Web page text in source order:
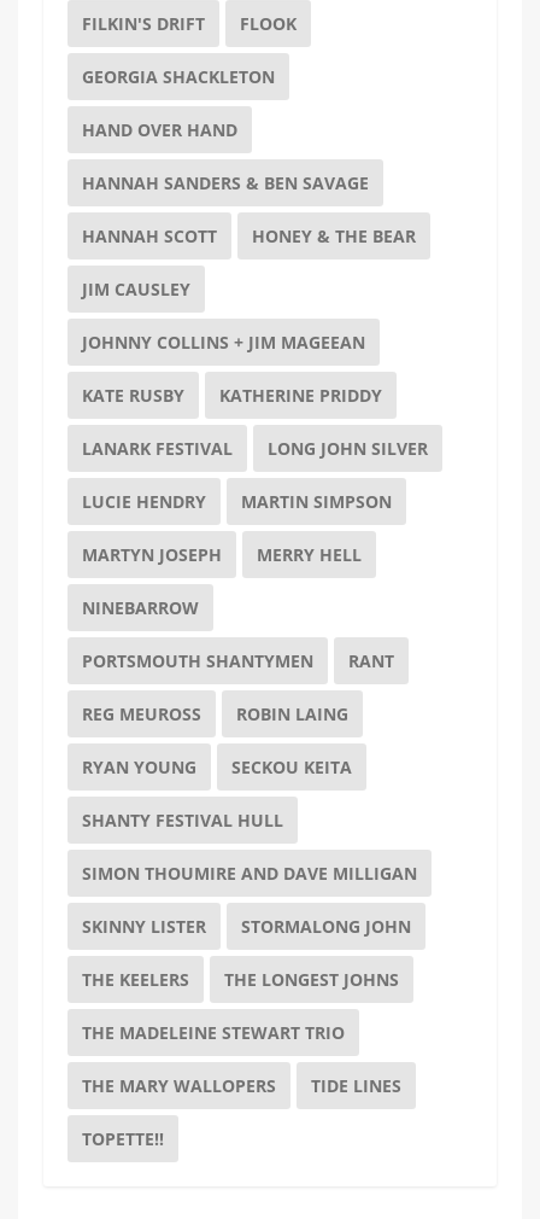
FILKIN'S DRIFT FLOOK
GEORGIA SHACKLETON
HAND OVER HAND
HANNAH SANDERS & BEN SAVAGE
HANNAH SCOTT HONEY & THE BEAR
JIM CAUSLEY
JOHNNY COLLINS + JIM MAGEEAN
KATE RUSBY KATHERINE PRIDDY
LANARK FESTIVAL LONG JOHN SILVER
LUCIE HENDRY MARTIN SIMPSON
MARTYN JOSEPH MERRY HELL
NINEBARROW
PORTSMOUTH SHANTYMEN RANT
REG MEUROSS ROBIN LAING
RYAN YOUNG SECKOU KEITA
SHANTY FESTIVAL HULL
SIMON THOUMIRE AND DAVE MILLIGAN
SKINNY LISTER STORMALONG JOHN
THE KEELERS THE LONGEST JOHNS
THE MADELEINE STEWART TRIO
THE MARY WALLOPERS TIDE LINES
TOPETTE!!